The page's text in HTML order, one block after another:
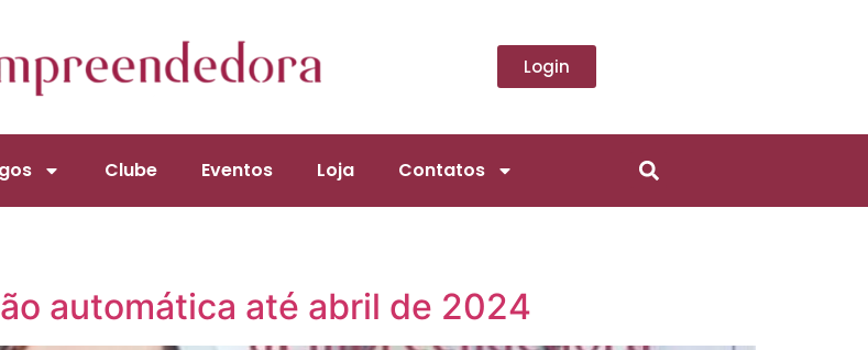
Login
Clube Eventos Loja Contatos
automática até abril de 2024